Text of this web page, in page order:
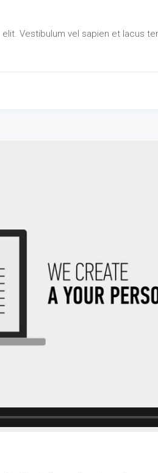
Vestibulum vel sapien et lacus